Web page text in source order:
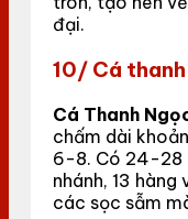
đại.
10/ Cá
Cá Thanh
chấm dài
6-8. Có 24-28
nhánh, 13
các sọc sẫm